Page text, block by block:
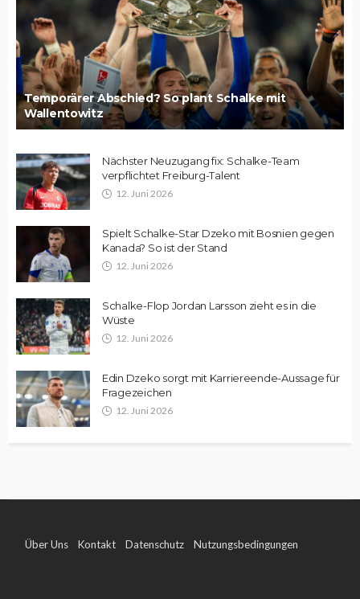
Temporärer Abschied? So plant Schalke mit
Wallentowitz
Nächster Neuzugang fix: Schalke-Team
verpflichtet Freiburg-Talent
12. Juni 2026
Spielt Schalke-Star Dzeko mit Bosnien gegen
Kanada? So ist der Stand
12. Juni 2026
Schalke-Flop Jordan Larsson zieht es in die
Wüste
12. Juni 2026
Edin Dzeko sorgt mit Karriereende-Aussage für
Fragezeichen
12. Juni 2026
Über Uns Kontakt Datenschutz Nutzungsbedingungen